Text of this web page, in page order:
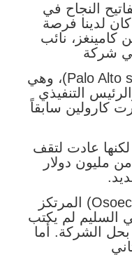
النجاح في
لدينا فرصة
كامينغز، نائب
شركة
برمجيات (بالو ألتو Palo Alto software)، وهي
التنفيذي
كارولين سابقاً
عادت لتقف
مليون دولار
فمشروعها الأول (Osoeco.com) المرتكز
السليم لم يكتب
بحل الشركة. أما